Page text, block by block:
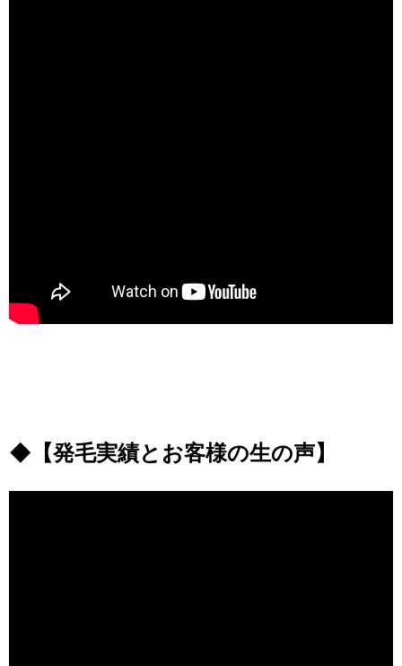
◆【発毛実績とお客様の生の声】